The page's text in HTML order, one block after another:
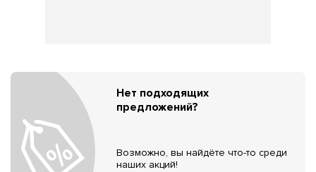
Нет подходящих
предложений?
Возможно, вы найдёте что-то среди
наших акций!